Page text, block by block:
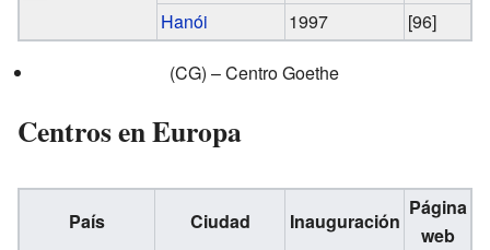
Hanói
1997 [96]
(CG) –Centro Goethe
Centros en Europa
País Ciudad Inauguración
Página
web